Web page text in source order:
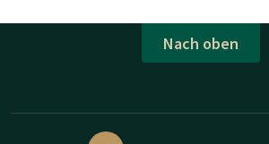
Nach oben